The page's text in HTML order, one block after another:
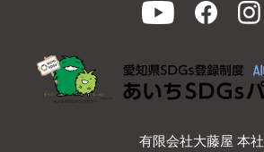
有限会社大藤屋 本社